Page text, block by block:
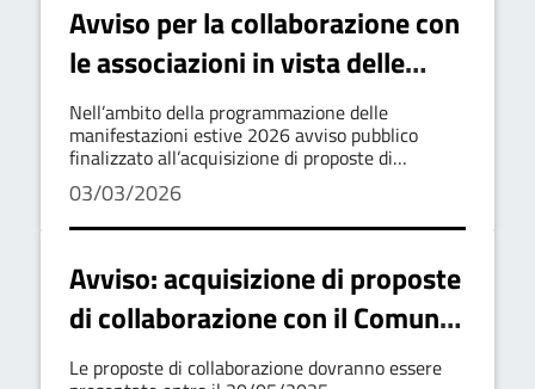
Avviso per la collaborazione con
le associazioni in vista delle
manifestazioni estive 2026
Nell’ambito della programmazione delle
manifestazioni estive 2026 avviso pubblico
finalizzato all’acquisizione di proposte di
collaborazione
03/03/2026
Avviso: acquisizione di proposte
di collaborazione con il Comune
di Paterno per il supporto
Le proposte di collaborazione dovranno essere